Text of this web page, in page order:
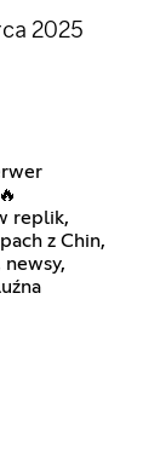
2025
replik,
z Chin,